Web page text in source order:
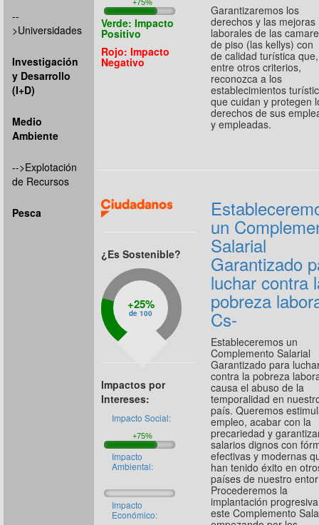
--
>Universidades
Investigación
y Desarrollo
(I+D)
Medio
Ambiente
-->Explotación
de Recursos
Pesca
Verde: Impacto
Positivo
Rojo: Impacto
Negativo
Garantizaremos los
derechos y las mejoras
laborales de las
de piso (las kellys) con
de calidad turística que,
entre otros criterios,
reconozca a los
establecimientos
que cuidan y protegen
derechos de sus
y empleadas.
¿Es Sostenible?
25%
de 100
Impactos por
Intereses:
Impacto Social:
Impacto
Ambiental:
Impacto
Económico:
un
Salarial
Garantizado
luchar contra
pobreza
Cs-
Estableceremos un
Complemento Salarial
Garantizado para
contra la pobreza
causa el abuso de la
temporalidad en
país. Queremos
empleo, acabar con la
precariedad y
salarios dignos con
efectivas y modernas
han tenido éxito en
países de nuestro
Procederemos la
implantación
este Complemento